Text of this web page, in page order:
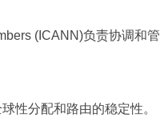
(ICANN)负责协调和管
性分配和路由的稳定性。